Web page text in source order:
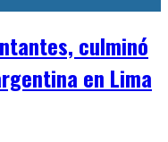
culminó
en Lima